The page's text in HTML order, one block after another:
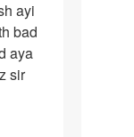
ayi
bad
aya
sir